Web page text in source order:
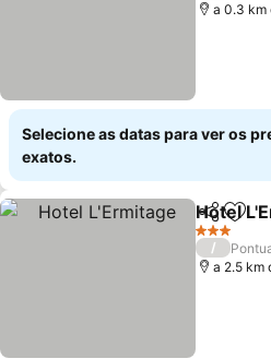
a 0.3 km
Selecione as datas para ver os
exatos.
Partilhar
Hotel
3 Estrelas
/
a 2.5 km